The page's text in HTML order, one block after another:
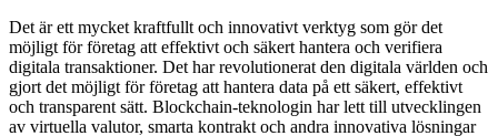
Det är ett mycket kraftfullt och innovativt verktyg som gör det
möjligt för företag att effektivt och säkert hantera och verifiera
digitala transaktioner. Det har revolutionerat den digitala världen och
gjort det möjligt för företag att hantera data på ett säkert, effektivt
och transparent sätt. Blockchain-teknologin har lett till utvecklingen
av virtuella valutor, smarta kontrakt och andra innovativa lösningar